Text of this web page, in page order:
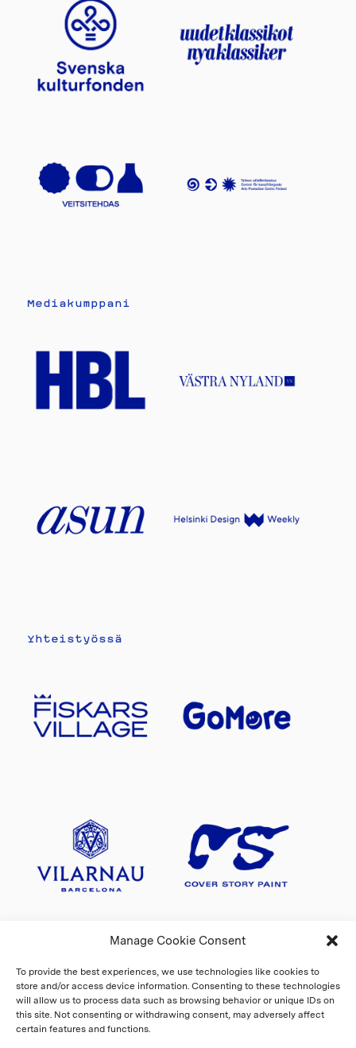
Manage Cookie Consent
To provide the best experiences, we use technologies like cookies to
store and/or access device information. Consenting to these technologies
will allow us to process data such as browsing behavior or unique IDs on
this site. Not consenting or withdrawing consent, may adversely affect
certain features and functions.
Mediakumppani
Yhteistyössä